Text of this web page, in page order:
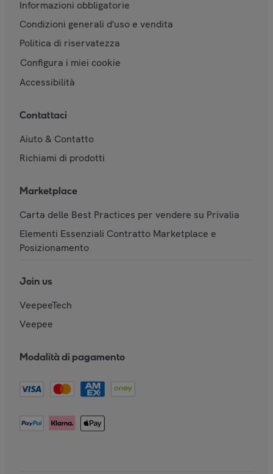
Informazioni obbligatorie
Condizioni generali d'uso e vendita
Politica di riservatezza
Configura i miei cookie
Accessibilità
Contattaci
Aiuto & Contatto
Richiami di prodotti
Marketplace
Carta delle Best Practices per vendere su Privalia
Elementi Essenziali Contratto Marketplace e
Posizionamento
Join us
VeepeeTech
Veepee
Modalità di pagamento